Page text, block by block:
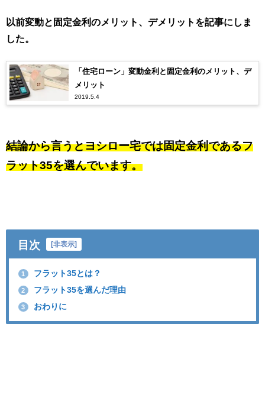
以前変動と固定金利のメリット、デメリットを記事にしま
した。
「住宅ローン」変動金利と固定金利のメリット、デ
メリット
2019.5.4
結論から言うとヨシロー宅では固定金利であるフ
ラット35を選んでいます。
目次 [非表示]
1 フラット35とは？
2 フラット35を選んだ理由
3 おわりに